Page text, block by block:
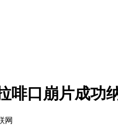
啡口崩片成功
网